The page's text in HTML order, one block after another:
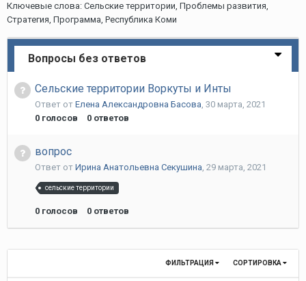
Ключевые слова: Сельские территории, Проблемы развития,
Стратегия, Программа, Республика Коми
Вопросы без ответов
Сельские территории Воркуты и Инты
Ответ от Елена Aлександровна Басова, 30 марта, 2021
0 голосов 0 ответов
вопрос
Ответ от Ирина Анатольевна Секушина 29 марта, 2021
сельские территории
0 голосов 0 ответов
СОРТИРОВКА
ФИЛЬТРАЦИЯ